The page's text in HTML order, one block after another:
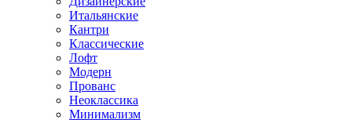
Итальянские
Кантри
Классические
Лофт
Модерн
Прованс
Неоклассика
Минимализм